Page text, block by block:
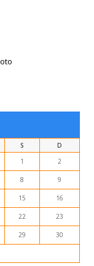
S
D
1
2
8 9
15 16
22 23
29 30